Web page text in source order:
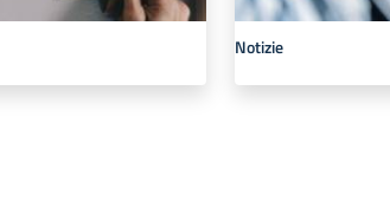
Notizie